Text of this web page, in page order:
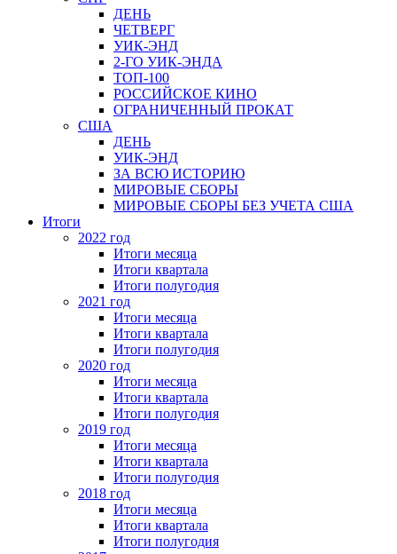
ДЕНЬ
ЧЕТВЕРГ
УИК-ЭНД
2-ГО УИК-ЭНДА
ТОП-100
РОССИЙСКОЕ КИНО
ОГРАНИЧЕННЫЙ ПРОКАТ
США
ДЕНЬ
УИК-ЭНД
ЗА ВСЮ ИСТОРИЮ
МИРОВЫЕ СБОРЫ
МИРОВЫЕ СБОРЫ БЕЗ УЧЕТА США
Итоги
2022 год
Итоги месяца
Итоги квартала
Итоги полугодия
2021 год
Итоги месяца
Итоги квартала
Итоги полугодия
2020 год
Итоги месяца
Итоги квартала
Итоги полугодия
2019 год
Итоги месяца
Итоги квартала
Итоги полугодия
2018 год
Итоги месяца
Итоги квартала
Итоги полугодия